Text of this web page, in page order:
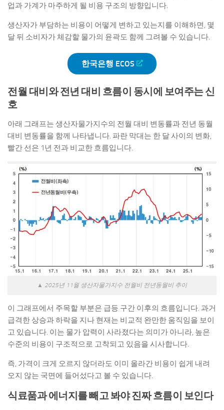
업과 가계가 마주하게 될 비용 구조의 방향입니다.
생산자가 부담하는 비용이 어떻게 변하고 있는지를 이해하면, 몇
달 뒤 소비자가 체감할 물가의 윤곽도 함께 그려볼 수 있습니다.
한국은행 ECOS
전월 대비와 전년 대비 흐름이 동시에 보여주는 신
호
아래 그래프는 생산자물가지수의 전월 대비 변동률과 전년 동월
대비 변동률을 함께 나타냅니다. 파란 막대는 한 달 사이의 변화,
빨간 선은 1년 전과 비교한 흐름입니다.
▲ 2025년 11월 생산자물가지수 전월비 전년동월비 추이
이 그래프에서 주목할 부분은 급등 구간 이후의 흐름입니다. 과거
급격한 상승과 하락을 지나 현재는 비교적 완만한 움직임을 보이
고 있습니다. 이는 물가 압력이 사라졌다는 의미가 아니라, 높은
수준의 비용이 구조적으로 고착되고 있음을 시사합니다.
즉, 가격이 크게 오르지 않더라도 이미 올라간 비용이 쉽게 내려
오지 않는 국면에 들어섰다고 볼 수 있습니다.
식료품과 에너지를 빼고 봐야 진짜 흐름이 보인다